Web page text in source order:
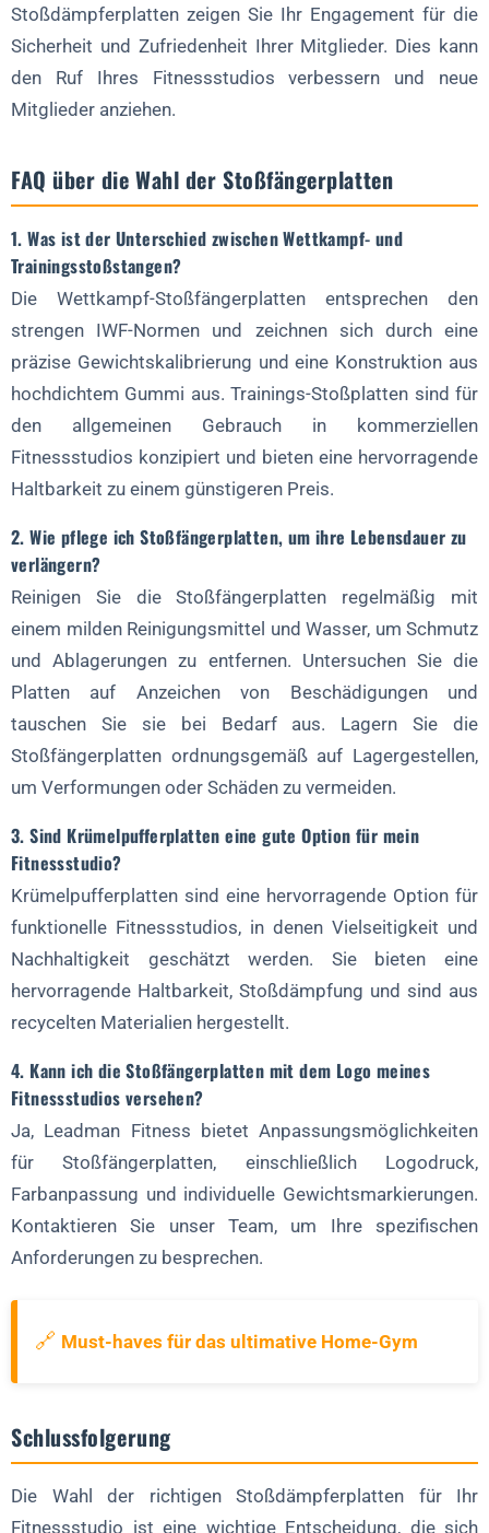
Stoßdämpferplatten zeigen Sie Ihr Engagement für die
Sicherheit und Zufriedenheit Ihrer Mitglieder. Dies kann
den Ruf Ihres Fitnessstudios verbessern und neue
Mitglieder anziehen.
FAQ über die Wahl der Stoßfängerplatten
1. Was ist der Unterschied zwischen Wettkampf- und
Trainingsstoßstangen?
Die Wettkampf-Stoßfängerplatten entsprechen den
strengen IWF-Normen und zeichnen sich durch eine
präzise Gewichtskalibrierung und eine Konstruktion aus
hochdichtem Gummi aus. Trainings-Stoßplatten sind für
den allgemeinen Gebrauch in kommerziellen
Fitnessstudios konzipiert und bieten eine hervorragende
Haltbarkeit zu einem günstigeren Preis.
2. Wie pflege ich Stoßfängerplatten, um ihre Lebensdauer zu
verlängern?
Reinigen Sie die Stoßfängerplatten regelmäßig mit
einem milden Reinigungsmittel und Wasser, um Schmutz
und Ablagerungen zu entfernen. Untersuchen Sie die
Platten auf Anzeichen von Beschädigungen und
tauschen Sie sie bei Bedarf aus. Lagern Sie die
Stoßfängerplatten ordnungsgemäß auf Lagergestellen,
um Verformungen oder Schäden zu vermeiden.
3. Sind Krümelpufferplatten eine gute Option für mein
Fitnessstudio?
Krümelpufferplatten sind eine hervorragende Option für
funktionelle Fitnessstudios, in denen Vielseitigkeit und
Nachhaltigkeit geschätzt werden. Sie bieten eine
hervorragende Haltbarkeit, Stoßdämpfung und sind aus
recycelten Materialien hergestellt.
4. Kann ich die Stoßfängerplatten mit dem Logo meines
Fitnessstudios versehen?
Ja, Leadman Fitness bietet Anpassungsmöglichkeiten
für Stoßfängerplatten, einschließlich Logodruck,
Farbanpassung und individuelle Gewichtsmarkierungen.
Kontaktieren Sie unser Team, um Ihre spezifischen
Anforderungen zu besprechen.
🔗 Must-haves für das ultimative Home-Gym
Schlussfolgerung
Die Wahl der richtigen Stoßdämpferplatten für Ihr
Fitnessstudio ist eine wichtige Entscheidung, die sich